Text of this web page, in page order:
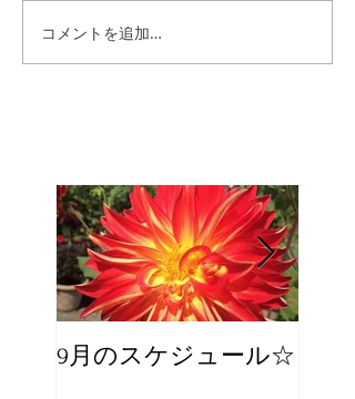
コメントを追加…
9月のスケジュール☆